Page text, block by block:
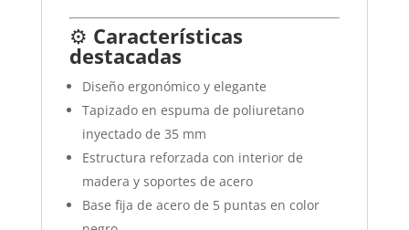
⚙️ Características
destacadas
Diseño ergonómico y elegante
Tapizado en espuma de poliuretano
inyectado de 35 mm
Estructura reforzada con interior de
madera y soportes de acero
Base fija de acero de 5 puntas en color